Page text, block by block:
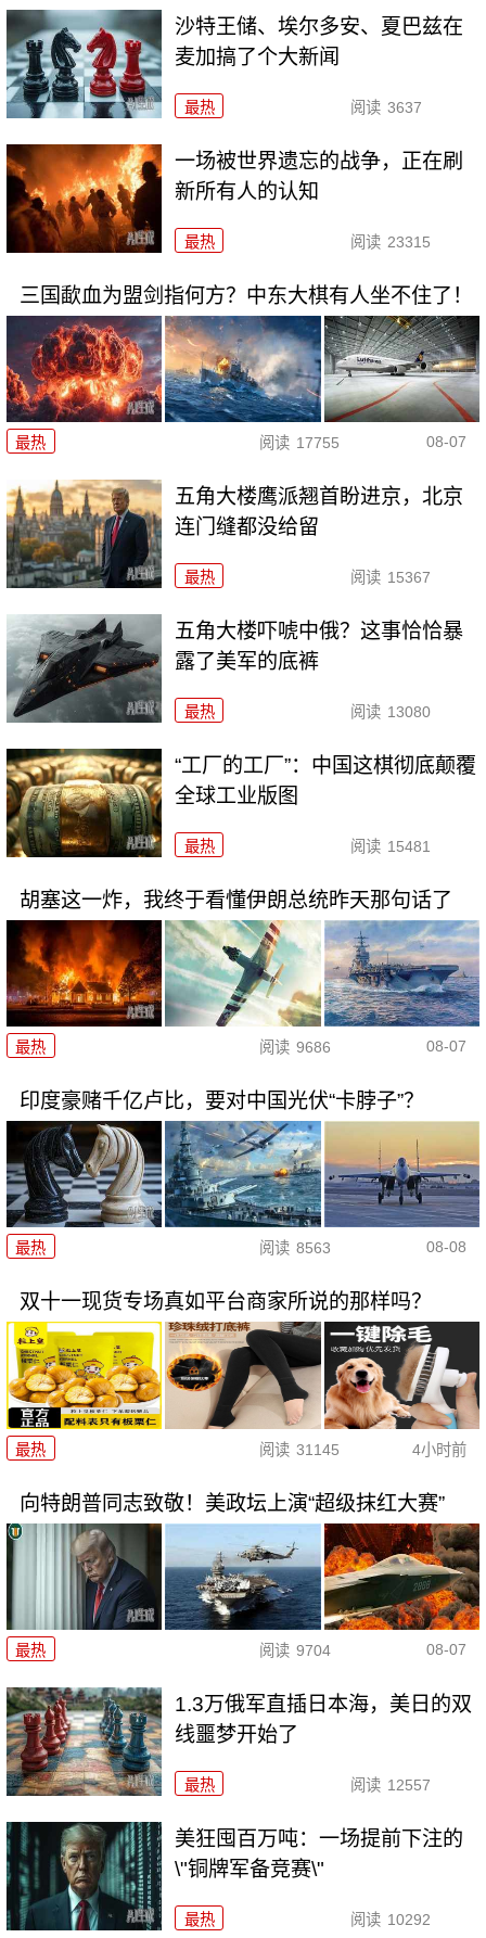
沙特王储、埃尔多安、夏巴兹在
麦加搞了个大新闻
最热 阅读 3637
一场被世界遗忘的战争，正在刷
新所有人的认知
最热 阅读 23315
三国歃血为盟剑指何方？中东大棋有人坐不住了！
最热 阅读 17755 08-07
五角大楼鹰派翘首盼进京，北京
连门缝都没给留
最热 阅读 15367
五角大楼吓唬中俄？这事恰恰暴
露了美军的底裤
最热 阅读 13080
“工厂的工厂”：中国这棋彻底颠覆
全球工业版图
最热 阅读 15481
胡塞这一炸，我终于看懂伊朗总统昨天那句话了
最热 阅读 9686 08-07
印度豪赌千亿卢比，要对中国光伏“卡脖子”？
最热 阅读 8563 08-08
双十一现货专场真如平台商家所说的那样吗？
最热 阅读 31145 4小时前
向特朗普同志致敬！美政坛上演“超级抹红大赛”
最热 阅读 9704 08-07
1.3万俄军直插日本海，美日的双
线噩梦开始了
最热 阅读 12557
美狂囤百万吨：一场提前下注的
\"铜牌军备竞赛\"
最热 阅读 10292